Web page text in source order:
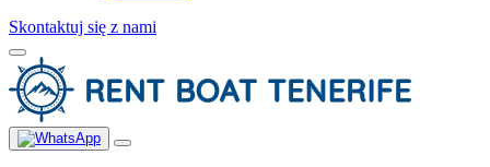
Skontaktuj się z nami